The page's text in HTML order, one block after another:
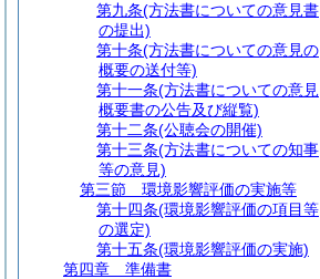
第九条(方法書についての意見書
の提出)
第十条(方法書についての意見の
概要の送付等)
第十一条(方法書についての意見
概要書の公告及び縦覧)
第十二条(公聴会の開催)
第十三条(方法書についての知事
等の意見)
第三節
環境影響評価の実施等
第十四条(環境影響評価の項目等
の選定)
第十五条(環境影響評価の実施)
第四章
準備書